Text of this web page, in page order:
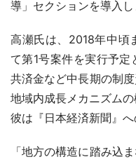
導」セクションを導入し
高瀬氏は、2018年中頃
て第1号案件を実行予
共済金など中長期の制
地域内成長メカニズムの
彼は『日本経済新聞』
「地方の構造に踏み込